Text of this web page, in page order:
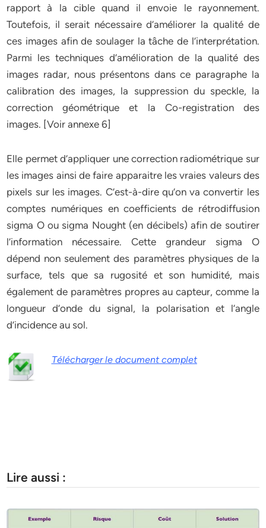
rapport à la cible quand il envoie le rayonnement.
Toutefois, il serait nécessaire d’améliorer la qualité de
ces images afin de soulager la tâche de l’interprétation.
Parmi les techniques d’amélioration de la qualité des
images radar, nous présentons dans ce paragraphe la
calibration des images, la suppression du speckle, la
correction géométrique et la Co-registration des
images. [Voir annexe 6]
Elle permet d’appliquer une correction radiométrique sur
les images ainsi de faire apparaitre les vraies valeurs des
pixels sur les images. C’est-à-dire qu’on va convertir les
comptes numériques en coefficients de rétrodiffusion
sigma O ou sigma Nought (en décibels) afin de soutirer
l’information nécessaire. Cette grandeur sigma O
dépend non seulement des paramètres physiques de la
surface, tels que sa rugosité et son humidité, mais
également de paramètres propres au capteur, comme la
longueur d’onde du signal, la polarisation et l’angle
d’incidence au sol.
Télécharger le document complet
Lire aussi :